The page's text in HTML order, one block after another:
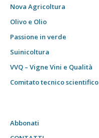
Nova Agricoltura
Olivo e Olio
Passione in verde
Suinicoltura
VVQ – Vigne Vini e Qualità
Comitato tecnico scientifico
Abbonati